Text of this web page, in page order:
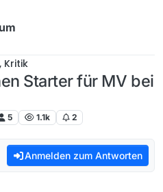
Kritik
Starter für MV bei
5 1.1k 2
Anmelden zum Antworten